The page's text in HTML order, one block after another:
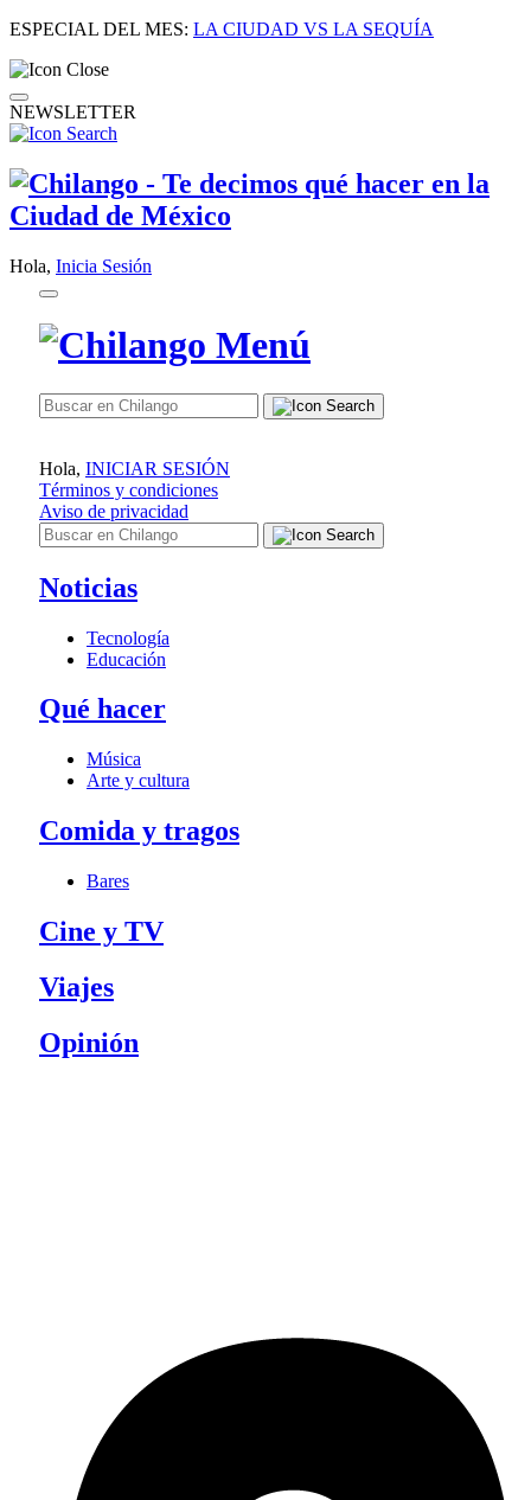
ESPECIAL DEL MES: LA CIUDAD VS LA SEQUÍA
NEWSLETTER
Hola, Inicia Sesión
Hola, INICIAR SESIÓN
Términos y condiciones
Aviso de privacidad
Noticias
Tecnología
Educación
Qué hacer
Música
Arte y cultura
Comida y tragos
Bares
Cine y TV
Viajes
Opinión